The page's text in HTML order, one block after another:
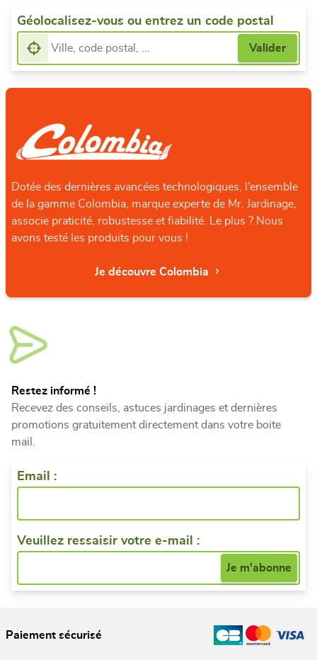
Géolocalisez-vous ou entrez un code postal
Dotée des dernières avancées technologiques, l’ensemble
de la gamme Colombia, marque experte de Mr. Jardinage,
associe praticité, robustesse et fiabilité. Le plus ? Nous
avons testé les produits pour vous !
Je découvre Colombia
Restez informé !
Recevez des conseils, astuces jardinages et dernières
promotions gratuitement directement dans votre boite
mail.
Email :
Veuillez ressaisir votre e-mail :
Paiement sécurisé